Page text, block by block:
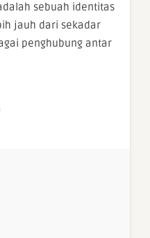
sebuah identitas
jauh dari sekadar
penghubung antar